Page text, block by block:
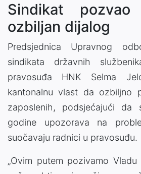
Sindikat
ozbiljan dijalog
Predsjednica Upravnog
sindikata državnih
pravosuđa HNK Selma
kantonalnu vlast da ozbiljno
zaposlenih, podsjećajući da
godine upozorava na
suočavaju radnici u pravosuđu.
„Ovim putem pozivamo